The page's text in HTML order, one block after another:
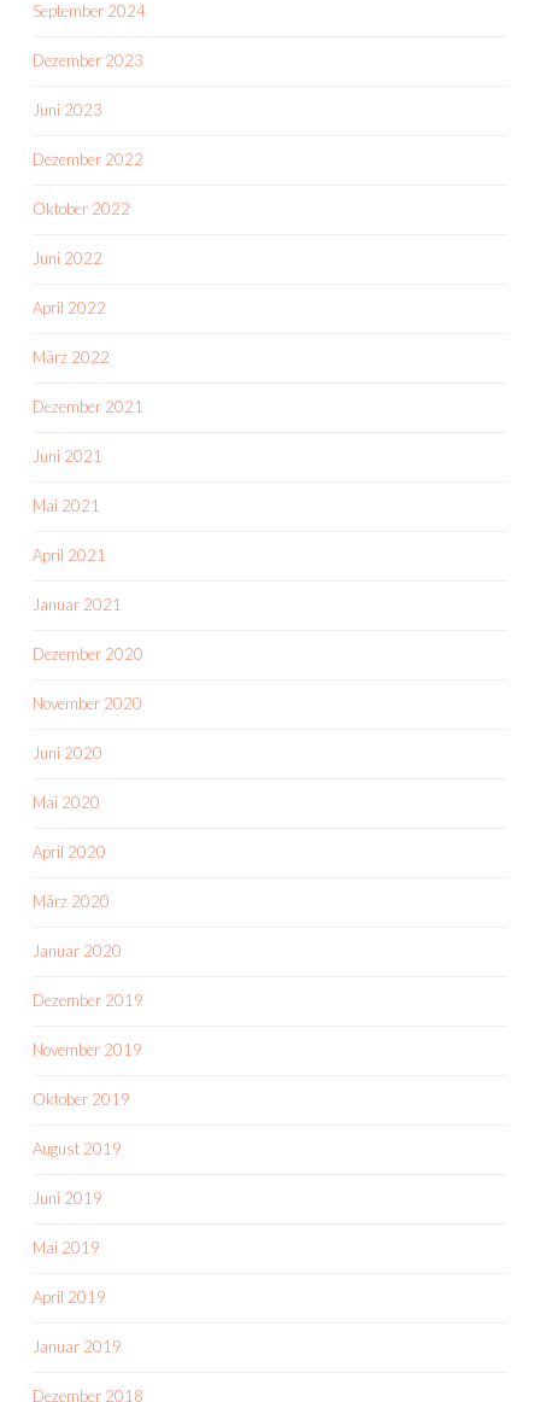
September 2024
Dezember 2023
Juni 2023
Dezember 2022
Oktober 2022
Juni 2022
April 2022
März 2022
Dezember 2021
Juni 2021
Mai 2021
April 2021
Januar 2021
Dezember 2020
November 2020
Juni 2020
Mai 2020
April 2020
März 2020
Januar 2020
Dezember 2019
November 2019
Oktober 2019
August 2019
Juni 2019
Mai 2019
April 2019
Januar 2019
Dezember 2018